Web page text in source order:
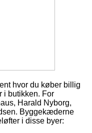
hvor du køber billig
i butikken. For
Harald Nyborg,
Byggekæderne
i disse byer: